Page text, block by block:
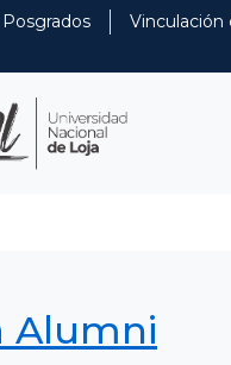
Posgrados Vinculación
Alumni